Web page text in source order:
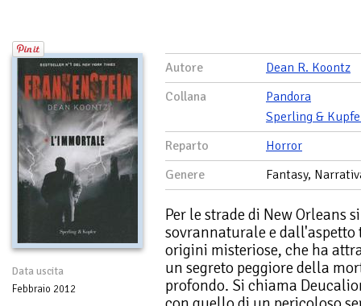
Data uscita
Febbraio 2012
Autore
Dean R. Koontz
Collana
Pandora
Sperling &
Reparto
Horror
Genere
Fantasy,
Per le strade di New Orleans
sovrannaturale e
origini misteriose, che ha
un segreto peggiore della
profondo. Si chiama